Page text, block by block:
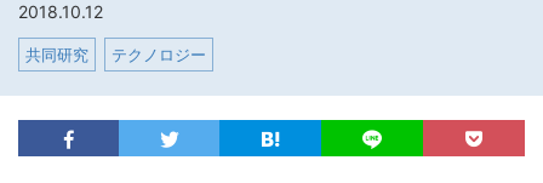
2018.10.12
共同研究 テクノロジー